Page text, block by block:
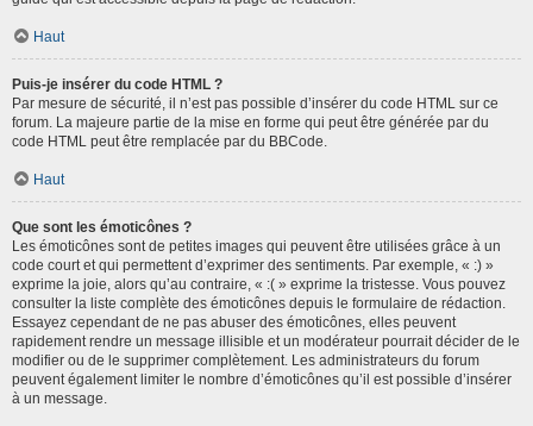
Haut
Puis-je insérer du code HTML ?
Par mesure de sécurité, il n’est pas possible d’insérer du code HTML sur ce
forum. La majeure partie de la mise en forme qui peut être générée par du
code HTML peut être remplacée par du BBCode.
Haut
Que sont les émoticônes ?
Les émoticônes sont de petites images qui peuvent être utilisées grâce à un
code court et qui permettent d’exprimer des sentiments. Par exemple, « :) »
exprime la joie, alors qu’au contraire, « :( » exprime la tristesse. Vous pouvez
consulter la liste complète des émoticônes depuis le formulaire de rédaction.
Essayez cependant de ne pas abuser des émoticônes, elles peuvent
rapidement rendre un message illisible et un modérateur pourrait décider de le
modifier ou de le supprimer complètement. Les administrateurs du forum
peuvent également limiter le nombre d’émoticônes qu’il est possible d’insérer
à un message.